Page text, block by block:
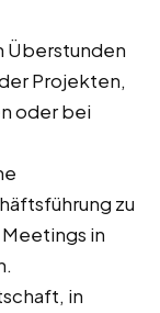
Überstunden
Projekten,
oder bei
zu
in
in